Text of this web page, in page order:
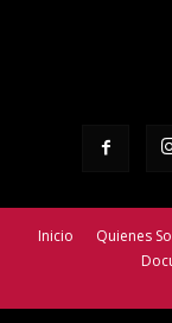
Inicio Quienes